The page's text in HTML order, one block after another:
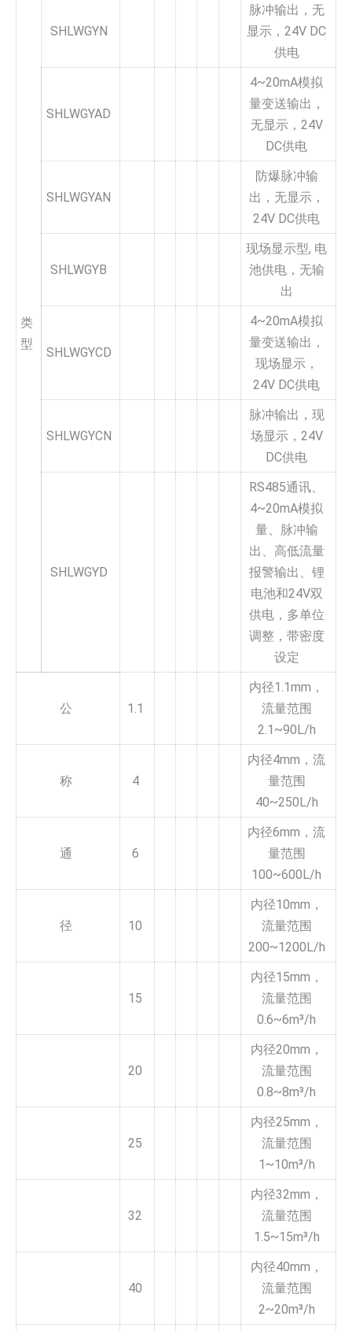
类
型
SHLWGYN
脉冲输出，无
显示，24V DC
供电
SHLWGYAD
4~20mA模拟
量变送输出，
无显示，24V
DC供电
SHLWGYAN
防爆脉冲输
出，无显示，
24V DC供电
SHLWGYB
现场显示型, 电
池供电，无输
出
SHLWGYCD
4~20mA模拟
量变送输出，
现场显示，
24V DC供电
SHLWGYCN
脉冲输出，现
场显示，24V
DC供电
SHLWGYD
RS485通讯、
4~20mA模拟
量、脉冲输
出、高低流量
报警输出、锂
电池和24V双
供电，多单位
调整，带密度
设定
公 1.1
内径1.1mm，
流量范围
2.1~90L/h
称 4
内径4mm，流
量范围
40~250L/h
通 6
内径6mm，流
量范围
100~600L/h
径 10
内径10mm，
流量范围
200~1200L/h
15
内径15mm，
流量范围
0.6~6m³/h
20
内径20mm，
流量范围
0.8~8m³/h
25
内径25mm，
流量范围
1~10m³/h
32
内径32mm，
流量范围
1.5~15m³/h
40
内径40mm，
流量范围
2~20m³/h